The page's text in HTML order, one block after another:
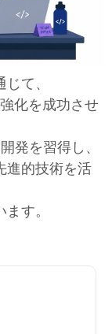
て、
化を成功させ
発を習得し、
進的技術を活
す。